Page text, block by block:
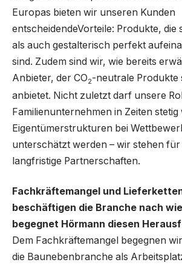
Europas bieten wir unseren Kunden
entscheidendeVorteile: Produkte,
als auch gestalterisch perfekt
sind. Zudem sind wir, wie bereits
Anbieter, der CO2-neutrale Produkte
anbietet. Nicht zuletzt darf unsere
Familienunternehmen in Zeiten
Eigentümerstrukturen bei
unterschätzt werden – wir stehen für
langfristige Partnerschaften.
Fachkräftemangel und
beschäftigen die Branche nach
begegnet Hörmann diesen
Dem Fachkräftemangel begegnen
die Baunebenbranche als